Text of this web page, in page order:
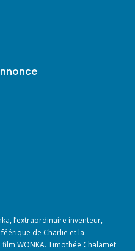
l’extraordinaire inventeur,
de Charlie et la
WONKA. Timothée Chalamet